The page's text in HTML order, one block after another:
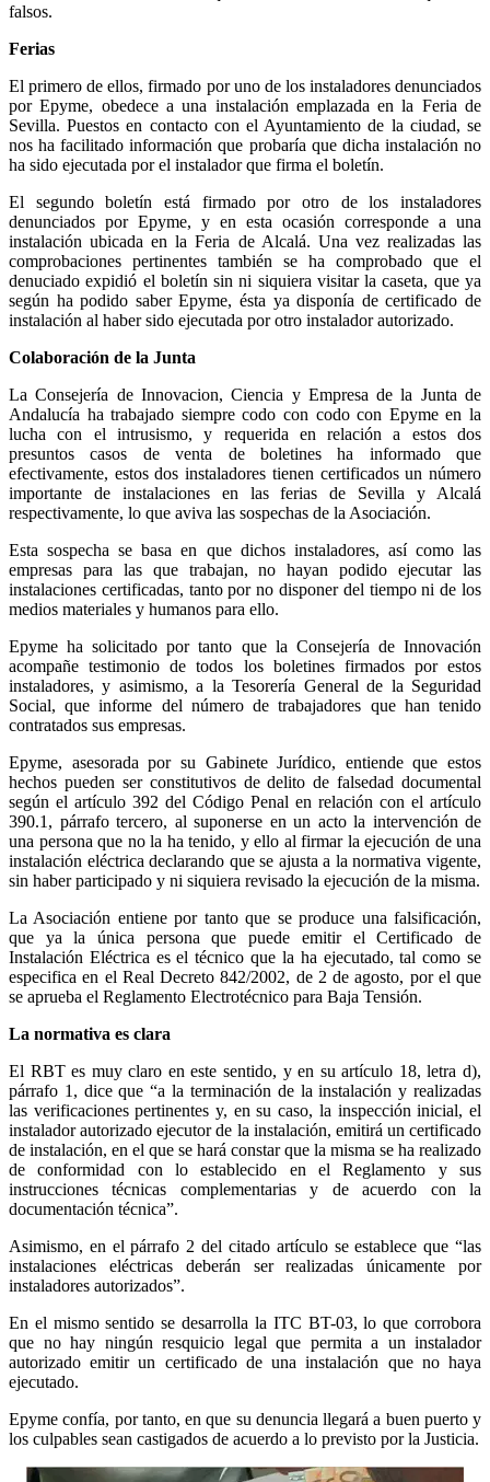
falsos.
Ferias
El primero de ellos, firmado por uno de los instaladores denunciados
por Epyme, obedece a una instalación emplazada en la Feria de
Sevilla. Puestos en contacto con el Ayuntamiento de la ciudad, se
nos ha facilitado información que probaría que dicha instalación no
ha sido ejecutada por el instalador que firma el boletín.
El segundo boletín está firmado por otro de los instaladores
denunciados por Epyme, y en esta ocasión corresponde a una
instalación ubicada en la Feria de Alcalá. Una vez realizadas las
comprobaciones pertinentes también se ha comprobado que el
denuciado expidió el boletín sin ni siquiera visitar la caseta, que ya
según ha podido saber Epyme, ésta ya disponía de certificado de
instalación al haber sido ejecutada por otro instalador autorizado.
Colaboración de la Junta
La Consejería de Innovacion, Ciencia y Empresa de la Junta de
Andalucía ha trabajado siempre codo con codo con Epyme en la
lucha con el intrusismo, y requerida en relación a estos dos
presuntos casos de venta de boletines ha informado que
efectivamente, estos dos instaladores tienen certificados un número
importante de instalaciones en las ferias de Sevilla y Alcalá
respectivamente, lo que aviva las sospechas de la Asociación.
Esta sospecha se basa en que dichos instaladores, así como las
empresas para las que trabajan, no hayan podido ejecutar las
instalaciones certificadas, tanto por no disponer del tiempo ni de los
medios materiales y humanos para ello.
Epyme ha solicitado por tanto que la Consejería de Innovación
acompañe testimonio de todos los boletines firmados por estos
instaladores, y asimismo, a la Tesorería General de la Seguridad
Social, que informe del número de trabajadores que han tenido
contratados sus empresas.
Epyme, asesorada por su Gabinete Jurídico, entiende que estos
hechos pueden ser constitutivos de delito de falsedad documental
según el artículo 392 del Código Penal en relación con el artículo
390.1, párrafo tercero, al suponerse en un acto la intervención de
una persona que no la ha tenido, y ello al firmar la ejecución de una
instalación eléctrica declarando que se ajusta a la normativa vigente,
sin haber participado y ni siquiera revisado la ejecución de la misma.
La Asociación entiene por tanto que se produce una falsificación,
que ya la única persona que puede emitir el Certificado de
Instalación Eléctrica es el técnico que la ha ejecutado, tal como se
especifica en el Real Decreto 842/2002, de 2 de agosto, por el que
se aprueba el Reglamento Electrotécnico para Baja Tensión.
La normativa es clara
El RBT es muy claro en este sentido, y en su artículo 18, letra d),
párrafo 1, dice que “a la terminación de la instalación y realizadas
las verificaciones pertinentes y, en su caso, la inspección inicial, el
instalador autorizado ejecutor de la instalación, emitirá un certificado
de instalación, en el que se hará constar que la misma se ha realizado
de conformidad con lo establecido en el Reglamento y sus
instrucciones técnicas complementarias y de acuerdo con la
documentación técnica”.
Asimismo, en el párrafo 2 del citado artículo se establece que “las
instalaciones eléctricas deberán ser realizadas únicamente por
instaladores autorizados”.
En el mismo sentido se desarrolla la ITC BT-03, lo que corrobora
que no hay ningún resquicio legal que permita a un instalador
autorizado emitir un certificado de una instalación que no haya
ejecutado.
Epyme confía, por tanto, en que su denuncia llegará a buen puerto y
los culpables sean castigados de acuerdo a lo previsto por la Justicia.